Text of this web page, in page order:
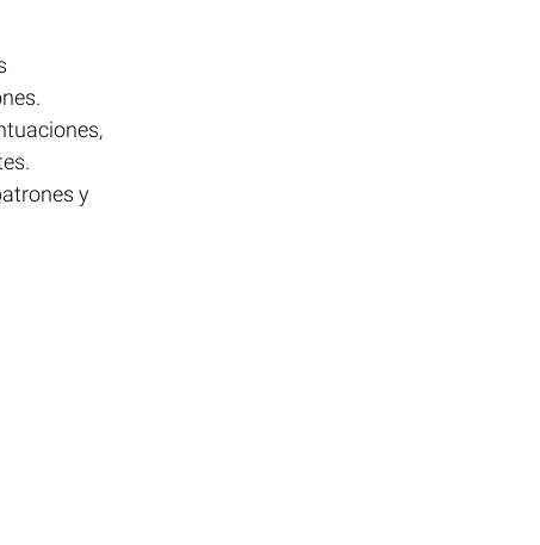
y